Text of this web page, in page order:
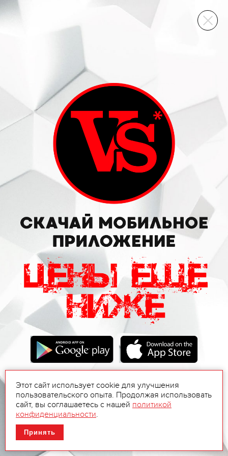
ВИННЫЙ СКЛАД
Этот сайт использует cookie для улучшения
пользовательского опыта. Продолжая использовать
сайт, вы соглашаетесь с нашей политикой
конфиденциальности.
Принять